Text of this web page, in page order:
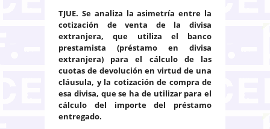
TJUE. Se analiza la asimetría entre la
cotización de venta de la divisa
extranjera, que utiliza el banco
prestamista (préstamo en divisa
extranjera) para el cálculo de las
cuotas de devolución en virtud de una
cláusula, y la cotización de compra de
esa divisa, que se ha de utilizar para el
cálculo del importe del préstamo
entregado.